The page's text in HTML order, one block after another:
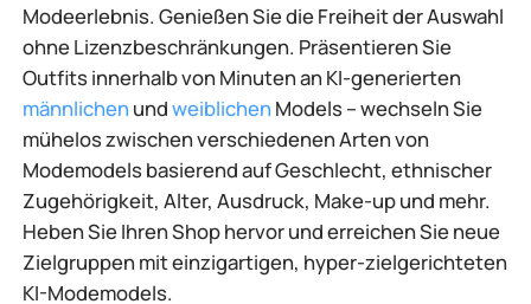
Modeerlebnis. Genießen Sie die Freiheit der Auswahl
ohne Lizenzbeschränkungen. Präsentieren Sie
Outfits innerhalb von Minuten an KI-generierten
männlichen undweiblichen Models – wechseln Sie
mühelos zwischen verschiedenen Arten von
Modemodels basierend auf Geschlecht, ethnischer
Zugehörigkeit, Alter, Ausdruck, Make-up und mehr.
Heben Sie Ihren Shop hervor und erreichen Sie neue
Zielgruppen mit einzigartigen, hyper-zielgerichteten
KI-Modemodels.